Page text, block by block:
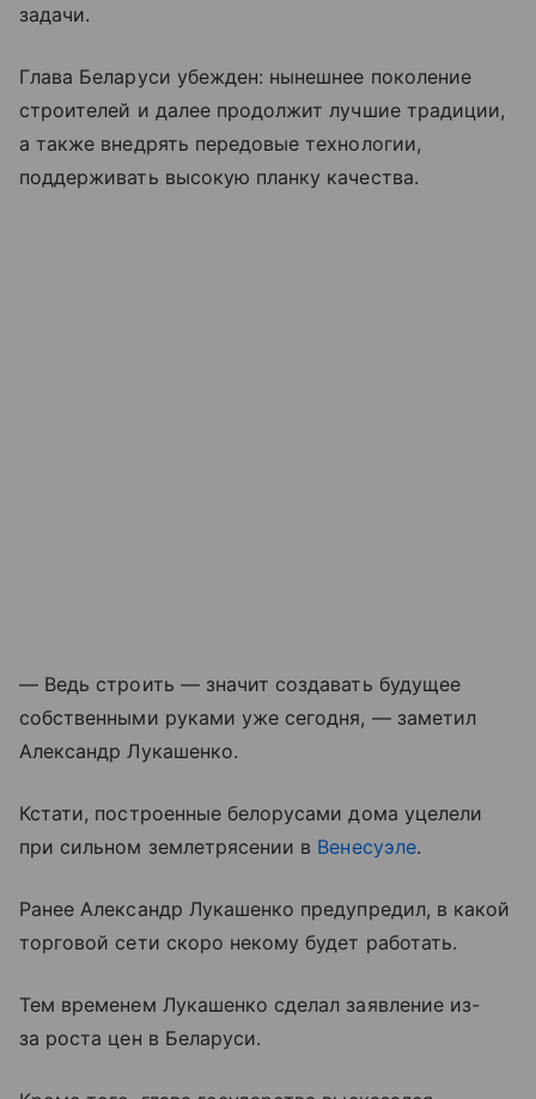
задачи.
Глава Беларуси убежден: нынешнее поколение
строителей и далее продолжит лучшие традиции,
а также внедрять передовые технологии,
поддерживать высокую планку качества.
— Ведь строить — значит создавать будущее
собственными руками уже сегодня, — заметил
Александр Лукашенко.
Кстати, построенные белорусами дома уцелели
при сильном землетрясении в Венесуэле.
Ранее Александр Лукашенко предупредил, в какой
торговой сети скоро некому будет работать.
Тем временем Лукашенко сделал заявление из-
за роста цен в Беларуси.